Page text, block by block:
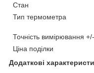
Стан
Тип термометра
Точність вимірювання +/-
Ціна поділки
Додаткові